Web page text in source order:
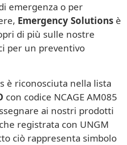
emergenza o per
Emergency Solutions è
di più sulle nostre
per un preventivo
è riconosciuta nella lista
con codice NCAGE AM085
ai nostri prodotti
registrata con UNGM
ciò rappresenta simbolo